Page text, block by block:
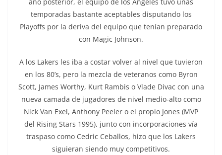
temporadas bastante aceptables disputando los
Playoffs por la deriva del equipo que tenían preparado
con Magic Johnson.
A los Lakers les iba a costar volver al nivel que tuvieron
en los 80’s, pero la mezcla de veteranos como Byron
Scott, James Worthy, Kurt Rambis o Vlade Divac con una
nueva camada de jugadores de nivel medio-alto como
Nick Van Exel, Anthony Peeler o el propio Jones (MVP
del Rising Stars 1995), junto con incorporaciones vía
traspaso como Cedric Ceballos, hizo que los Lakers
siguieran siendo muy competitivos.